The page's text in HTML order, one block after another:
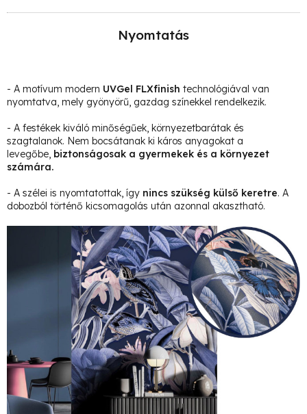
Nyomtatás
- A motívum modern UVGel FLXfinish technológiával van
nyomtatva, mely gyönyörű, gazdag színekkel rendelkezik.
- A festékek kiváló minőségűek, környezetbarátak és
szagtalanok. Nem bocsátanak ki káros anyagokat a
levegőbe, biztonságosak a gyermekek és a környezet
számára.
- A szélei is nyomtatottak, így nincs szükség külső keretre. A
dobozból történő kicsomagolás után azonnal akasztható.